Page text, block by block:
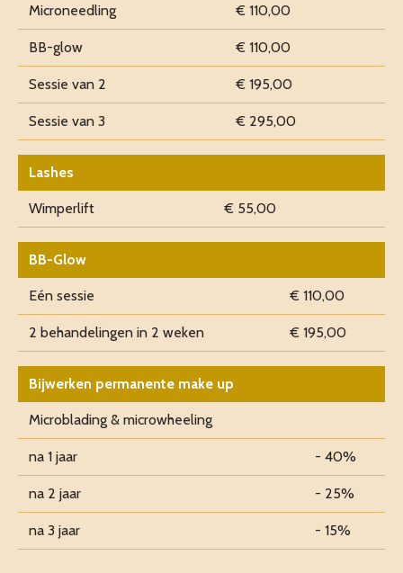
Microneedling € 110,00
BB-glow € 110,00
Sessie van 2 € 195,00
Sessie van 3 € 295,00
Lashes
Wimperlift € 55,00
BB-Glow
Eén sessie € 110,00
2 behandelingen in 2 weken € 195,00
Bijwerken permanente make up
Microblading & microwheeling
na 1 jaar - 40%
na 2 jaar - 25%
na 3 jaar - 15%